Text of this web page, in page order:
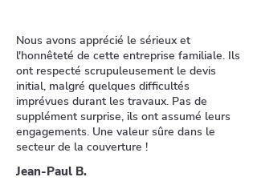
Nous avons apprécié le sérieux et
l'honnêteté de cette entreprise familiale. Ils
ont respecté scrupuleusement le devis
initial, malgré quelques difficultés
imprévues durant les travaux. Pas de
supplément surprise, ils ont assumé leurs
engagements. Une valeur sûre dans le
secteur de la couverture !
Jean-Paul B.